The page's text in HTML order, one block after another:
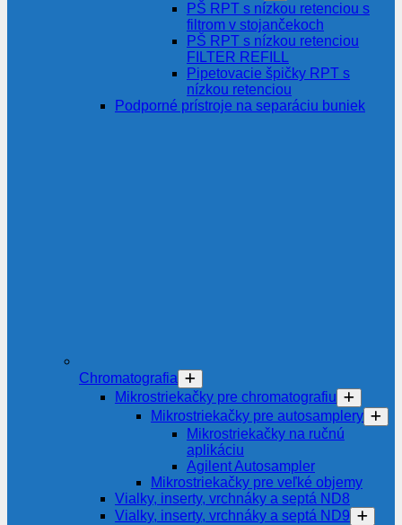
PŠ RPT s nízkou retenciou s
filtrom v stojančekoch
PŠ RPT s nízkou retenciou
FILTER REFILL
Pipetovacie špičky RPT s
nízkou retenciou
Podporné prístroje na separáciu buniek
Chromatografia
Mikrostriekačky pre chromatografiu
Mikrostriekačky pre autosamplery
Mikrostriekačky na ručnú
aplikáciu
Agilent Autosampler
Mikrostriekačky pre veľké objemy
Vialky, inserty, vrchnáky a septá ND8
Vialky, inserty, vrchnáky a septá ND9